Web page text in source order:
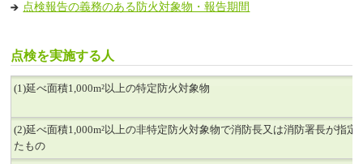
点検報告の義務のある防火対象物・報告期間
点検を実施する人
(1)延べ面積1,000m²以上の特定防火対象物
(2)延べ面積1,000m²以上の非特定防火対象物で消防長又は消防署長が指定
たもの